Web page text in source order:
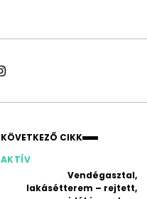
KÖVETKEZŐ CIKK
AKTÍV
Vendégasztal,
lakásétterem – rejtett,